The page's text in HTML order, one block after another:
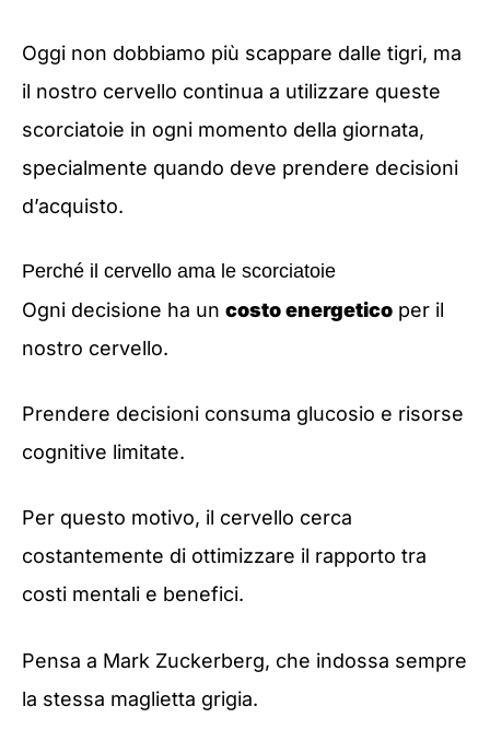
Oggi non dobbiamo più scappare dalle tigri, ma
il nostro cervello continua a utilizzare queste
scorciatoie in ogni momento della giornata,
specialmente quando deve prendere decisioni
d’acquisto.
Perché il cervello ama le scorciatoie
Ogni decisione ha un costo energetico per il
nostro cervello.
Prendere decisioni consuma glucosio e risorse
cognitive limitate.
Per questo motivo, il cervello cerca
costantemente di ottimizzare il rapporto tra
costi mentali e benefici.
Pensa a Mark Zuckerberg, che indossa sempre
la stessa maglietta grigia.